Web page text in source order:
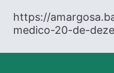
https://
medico-20-de-